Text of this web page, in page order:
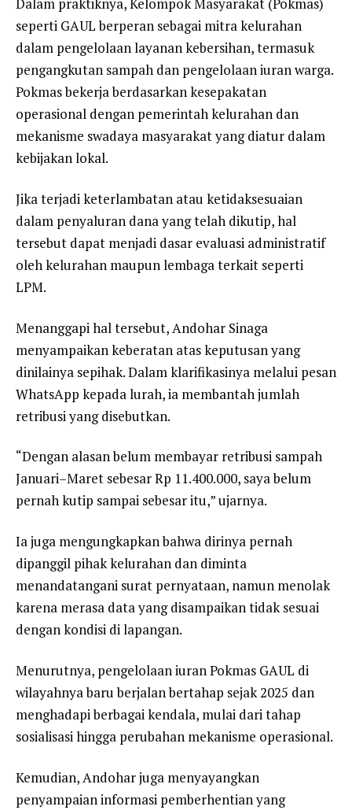
seperti GAUL berperan sebagai mitra kelurahan
dalam pengelolaan layanan kebersihan, termasuk
pengangkutan sampah dan pengelolaan iuran warga.
Pokmas bekerja berdasarkan kesepakatan
operasional dengan pemerintah kelurahan dan
mekanisme swadaya masyarakat yang diatur dalam
kebijakan lokal.
Jika terjadi keterlambatan atau ketidaksesuaian
dalam penyaluran dana yang telah dikutip, hal
tersebut dapat menjadi dasar evaluasi administratif
oleh kelurahan maupun lembaga terkait seperti
LPM.
Menanggapi hal tersebut, Andohar Sinaga
menyampaikan keberatan atas keputusan yang
dinilainya sepihak. Dalam klarifikasinya melalui pesan
WhatsApp kepada lurah, ia membantah jumlah
retribusi yang disebutkan.
“Dengan alasan belum membayar retribusi sampah
Januari–Maret sebesar Rp 11.400.000, saya belum
pernah kutip sampai sebesar itu,” ujarnya.
Ia juga mengungkapkan bahwa dirinya pernah
dipanggil pihak kelurahan dan diminta
menandatangani surat pernyataan, namun menolak
karena merasa data yang disampaikan tidak sesuai
dengan kondisi di lapangan.
Menurutnya, pengelolaan iuran Pokmas GAUL di
wilayahnya baru berjalan bertahap sejak 2025 dan
menghadapi berbagai kendala, mulai dari tahap
sosialisasi hingga perubahan mekanisme operasional.
Kemudian, Andohar juga menyayangkan
penyampaian informasi pemberhentian yang